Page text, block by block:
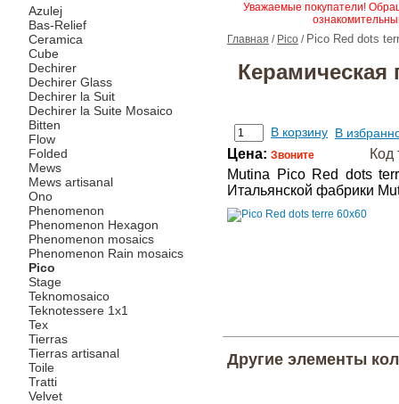
Azulej
Bas-Relief
Ceramica
Cube
Dechirer
Dechirer Glass
Dechirer la Suit
Dechirer la Suite Mosaico
Bitten
Flow
Folded
Mews
Mews artisanal
Ono
Phenomenon
Phenomenon Hexagon
Phenomenon mosaics
Phenomenon Rain mosaics
Pico
Stage
Teknomosaico
Teknotessere 1x1
Tex
Tierras
Tierras artisanal
Toile
Tratti
Velvet
Уважаемые покупатели!
Главная / Pico / Pico Red dots
Керамическая
В корзину В
Цена: Звоните
Код
Mutina Pico Red dots
Итальянской фабрики
Другие элементы